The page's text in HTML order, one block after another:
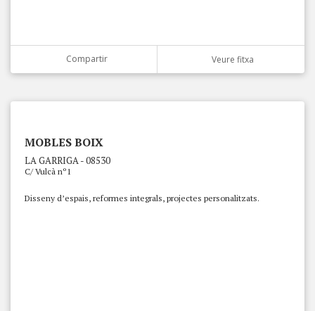
Compartir Veure fitxa
MOBLES BOIX
LA GARRIGA - 08530
C/ Vulcà nº1
Disseny d’espais, reformes integrals, projectes personalitzats.